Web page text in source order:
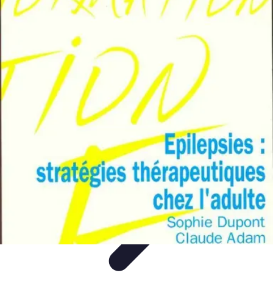
Top Soldes
Astuces d'Achat
Incontournables Produits à SurveillerAstuces et
Astuces et conseils
Top Soldes